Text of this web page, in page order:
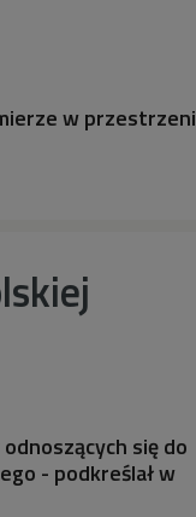
w przestrzeni
się do
- podkreślał w